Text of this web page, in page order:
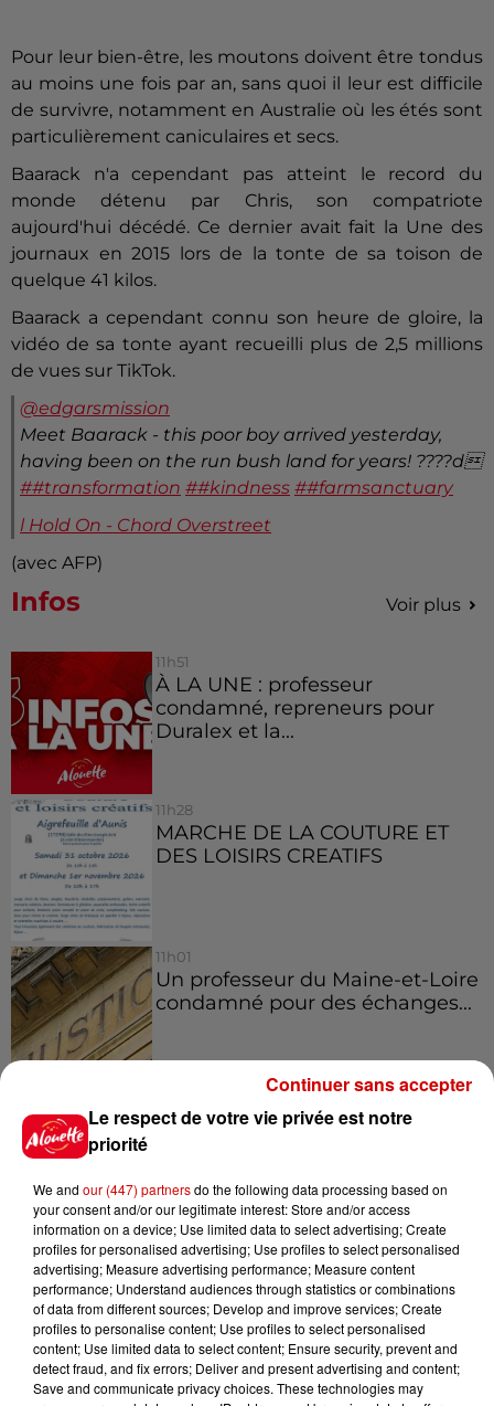
Pour leur bien-être, les moutons doivent être tondus
au moins une fois par an, sans quoi il leur est difficile
de survivre, notamment en Australie où les étés sont
particulièrement caniculaires et secs.
Baarack n'a cependant pas atteint le record du
monde détenu par Chris, son compatriote
aujourd'hui décédé. Ce dernier avait fait la Une des
journaux en 2015 lors de la tonte de sa toison de
quelque 41 kilos.
Baarack a cependant connu son heure de gloire, la
vidéo de sa tonte ayant recueilli plus de 2,5 millions
de vues sur TikTok.
@edgarsmission
Meet Baarack - this poor boy arrived yesterday,
having been on the run bush land for years! ????d
##transformation ##kindness ##farmsanctuary
l Hold On - Chord Overstreet
(avec AFP)
Infos Voir plus
11h51
À LA UNE : professeur
condamné, repreneurs pour
Duralex et la...
11h28
MARCHE DE LA COUTURE ET
DES LOISIRS CREATIFS
11h01
Un professeur du Maine-et-Loire
condamné pour des échanges...
Duralex : trois repreneurs
Jeux Voir plus
Gagnez vos places pour le
Festival du Roi Arthur 2026 !
Le respect de votre vie privée est notre
priorité
We and our (447) partnersdo the following data processing based on
your consent and/or our legitimate interest: Store and/or access
information on a device; Use limited data to select advertising; Create
profiles for personalised advertising; Use profiles to select personalised
advertising; Measure advertising performance; Measure content
performance; Understand audiences through statistics or combinations
of data from different sources; Develop and improve services; Create
profiles to personalise content; Use profiles to select personalised
content; Use limited data to select content; Ensure security, prevent and
detect fraud, and fix errors; Deliver and present advertising and content;
Save and communicate privacy choices. These technologies may
Continuer sans accepter